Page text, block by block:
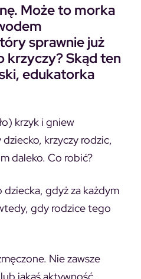
Może to morka
sprawnie już
krzyczy? Skąd ten
edukatorka
) krzyk i gniew
krzyczy rodzic,
daleko. Co robić?
gdyż za każdym
gdy rodzice tego
Nie zawsze
jakąś aktywność,